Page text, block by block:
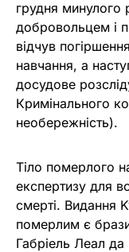
грудня минулого
добровольцем і
відчув
навчання, а
досудове
Кримінального
необережність).
Тіло померлого
експертизу для
смерті. Видання
померлим є
Габріель Леал да